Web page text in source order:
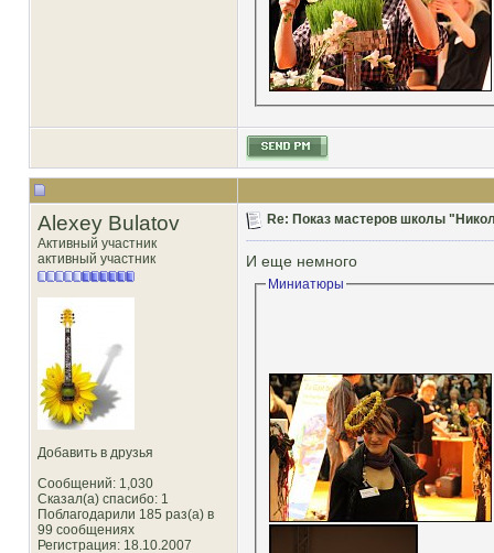
Alexey Bulatov
Активный участник
активный участник
Добавить в друзья
Сообщений: 1,030
Сказал(а) спасибо: 1
Поблагодарили 185 раз(а) в
99 сообщениях
Регистрация: 18.10.2007
Re: Показ мастеров школы
И еще немного
Миниатюры